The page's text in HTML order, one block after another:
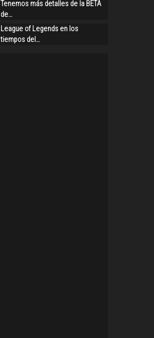
Tenemos más detalles de la BETA
de…
League of Legends en los
tiempos del…